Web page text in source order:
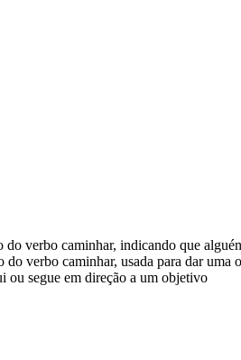
verbo caminhar, indicando que
verbo caminhar, usada para dar uma
segue em direção a um objetivo